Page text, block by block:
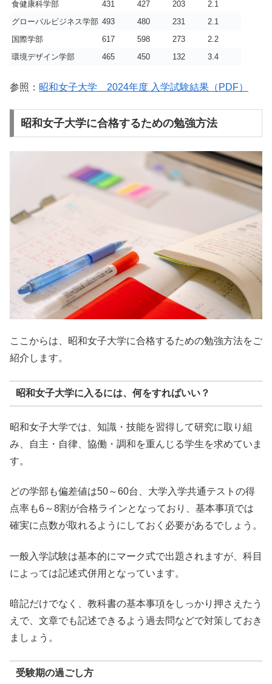
食健康科学部 431 427 203
2.1
グローバルビジネス学部 493 480 231
2.1
国際学部
617 598 273
2.2
環境デザイン学部
465 450 132 3.4
参照： 昭和女子大学 2024年度 入学試験結果（PDF）
昭和女子大学に合格するための勉強方法
ここからは、昭和女子大学に合格するための勉強方法をご
紹介します。
昭和女子大学に入るには、何をすればいい？
昭和女子大学では、知識・技能を習得して研究に取り組
み、自主・自律、協働・調和を重んじる学生を求めていま
す。
どの学部も偏差値は50～60台、大学入学共通テストの得
点率も6～8割が合格ラインとなっており、基本事項では
確実に点数が取れるようにしておく必要があるでしょう。
一般入学試験は基本的にマーク式で出題されますが、科目
によっては記述式併用となっています。
暗記だけでなく、教科書の基本事項をしっかり押さえたう
えで、文章でも記述できるよう過去問などで対策しておき
ましょう。
受験期の過ごし方